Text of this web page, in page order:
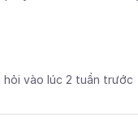
hỏi vào lúc 2 tuần trước